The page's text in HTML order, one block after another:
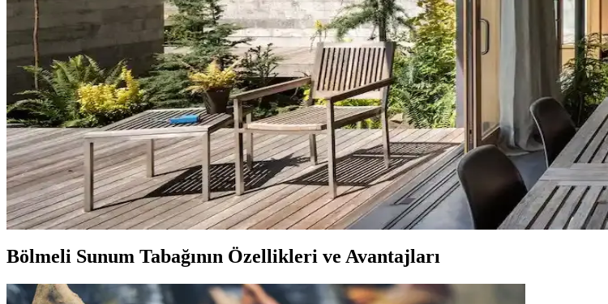
Perde ve nevresim uyumu, krem ve magnolia tonlarındaki odalarda mekanın estetiğini artırır. Kırmızı, kahverengi
Ev Dekorasyonunda Denge ve Fonksiyonellik: Renk Uyumu, Mobilya Yerleşimi ve Estetik
Reddit tartışması üzerinden ev dekorasyonunda renk uyumu, mobilya yerleşimi ve aksesuar dengesi gibi unsurların
Hermes Dekor Ürünleri İncelemesi: Ella'dan Alışveriş ve Ürün Kalitesi Değerlendirmesi
Ella satıcısından alınan Hermes dekor ürünleri, yüksek deri kalitesi ve detaylı işçiliğiyle öne çıkıyor. Ürünlerin
Veranda Dekorasyonunda Bitki Seçimi, Aydınlatma ve Mobilya Düzenlemeleriyle Estetik
Veranda dekorasyonunda bitkiler, halılar, aydınlatma ve mobilyaların uyumlu kullanımı mekânı daha davetkâr ve
Bölmeli Sunum Tabağının Özellikleri ve Avantajları